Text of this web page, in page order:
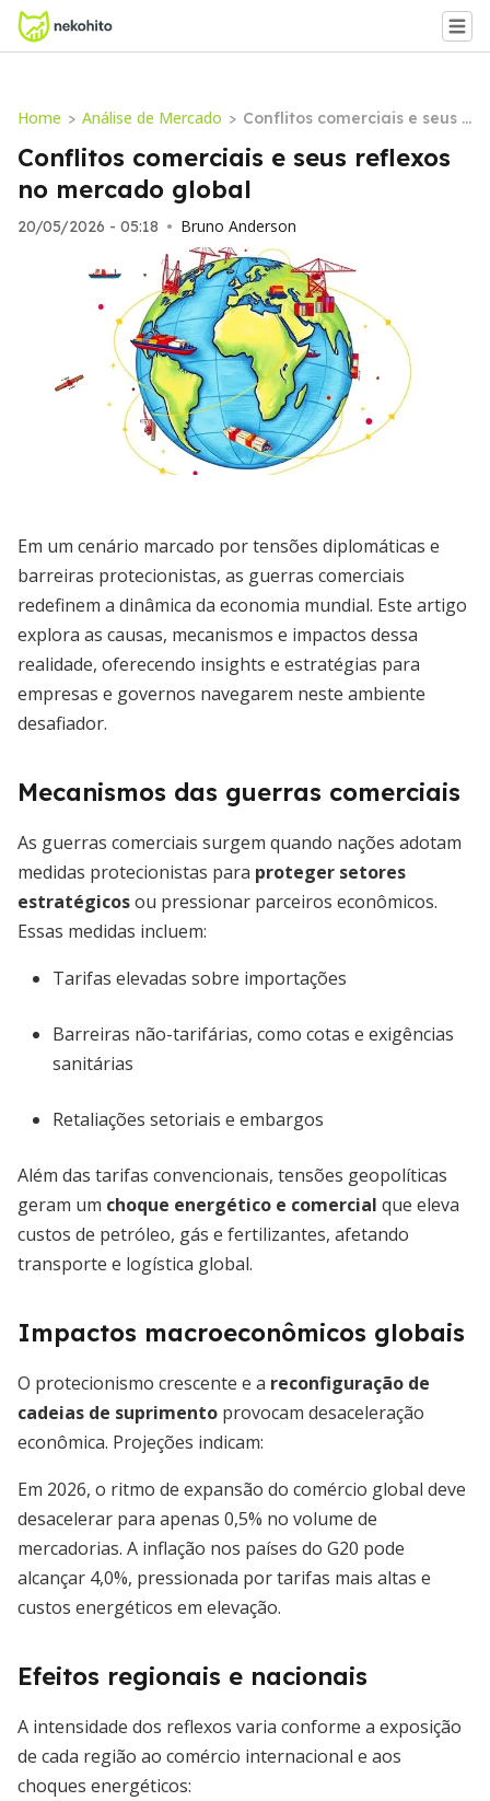
Home > Análise de Mercado > Conflitos comerciais e seus r
eflexos no mercado global
Conflitos comerciais e seus reflexos
no mercado global
20/05/2026 - 05:18 • Bruno Anderson
Em um cenário marcado por tensões diplomáticas e
barreiras protecionistas, as guerras comerciais
redefinem a dinâmica da economia mundial. Este artigo
explora as causas, mecanismos e impactos dessa
realidade, oferecendo insights e estratégias para
empresas e governos navegarem neste ambiente
desafiador.
Mecanismos das guerras comerciais
As guerras comerciais surgem quando nações adotam
medidas protecionistas para proteger setores
estratégicosou pressionar parceiros econômicos.
Essas medidas incluem:
Tarifas elevadas sobre importações
Barreiras não-tarifárias, como cotas e exigências
sanitárias
Retaliações setoriais e embargos
Além das tarifas convencionais, tensões geopolíticas
geram um choque energético e comercial que eleva
custos de petróleo, gás e fertilizantes, afetando
transporte e logística global.
Impactos macroeconômicos globais
O protecionismo crescente e a reconfiguração de
cadeias de suprimento provocam desaceleração
econômica. Projeções indicam:
Em 2026, o ritmo de expansão do comércio global deve
desacelerar para apenas 0,5% no volume de
mercadorias. A inflação nos países do G20 pode
alcançar 4,0%, pressionada por tarifas mais altas e
custos energéticos em elevação.
Efeitos regionais e nacionais
A intensidade dos reflexos varia conforme a exposição
de cada região ao comércio internacional e aos
choques energéticos: